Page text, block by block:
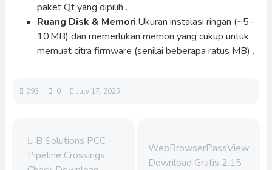
paket Qt yang dipilih .
Ruang Disk & Memori:Ukuran instalasi ringan (~5–
10 MB) dan memerlukan memori yang cukup untuk
memuat citra firmware (senilai beberapa ratus MB) .
293 0 July 17, 2025
B Solutions PCC -
Pipeline Crossings
WebBrowserPassView
Download Gratis 2.15